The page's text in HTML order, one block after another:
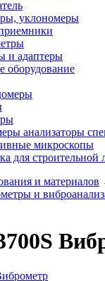
уклономеры
и адаптеры
оборудование
анализаторы
микроскопы
для строительной
и материалов
и